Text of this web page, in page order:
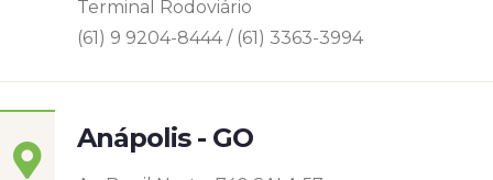
Terminal Rodoviário
(61) 9 9204-8444 / (61) 3363-3994
Anápolis - GO